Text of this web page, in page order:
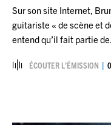
Sur son site Internet,
guitariste « de scène et
entend qu’il fait partie
ÉCOUTER L’ÉMISSION